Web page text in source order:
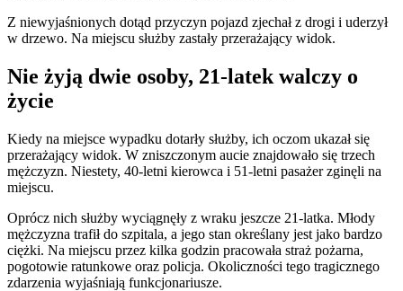
Z niewyjaśnionych dotąd przyczyn pojazd zjechał z drogi i uderzył
w drzewo. Na miejscu służby zastały przerażający widok.
Nie żyją dwie osoby, 21-latek walczy o
życie
Kiedy na miejsce wypadku dotarły służby, ich oczom ukazał się
przerażający widok. W zniszczonym aucie znajdowało się trzech
mężczyzn. Niestety, 40-letni kierowca i 51-letni pasażer zginęli na
miejscu.
Oprócz nich służby wyciągnęły z wraku jeszcze 21-latka. Młody
mężczyzna trafił do szpitala, a jego stan określany jest jako bardzo
ciężki. Na miejscu przez kilka godzin pracowała straż pożarna,
pogotowie ratunkowe oraz policja. Okoliczności tego tragicznego
zdarzenia wyjaśniają funkcjonariusze.